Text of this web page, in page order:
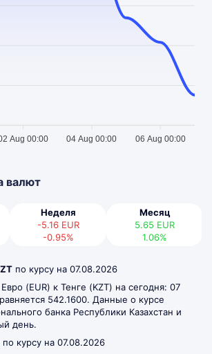
Aug 00:00 04 Aug 00:00 06 Aug 00:00
валют
Неделя
-5.16 EUR
-0.95%
Месяц
5.65 EUR
1.06%
по курсу на 07.08.2026
(EUR) к Тенге (KZT) на сегодня: 07
542.1600. Данные о курсе
банка Республики Казахстан и
день.
по курсу на 07.08.2026